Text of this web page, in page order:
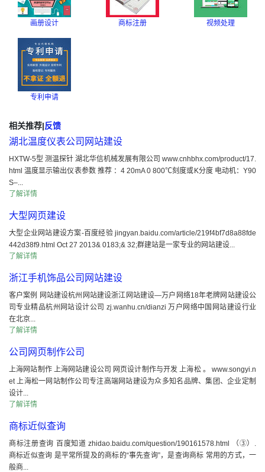
画册设计 商标注册 视频处理
专利申请
相关推荐|反馈
湖北温度仪表公司网站建设
HXTW-5型 测温探针 湖北华信机械发展有限公司 www.cnhbhx.com/product/17.
html 温度显示输出仪表参数 推荐 ：4 20mA 0 800℃刻度或K分度 电动机：Y90
S–...
了解详情
大型网页建设
大型企业网站建设方案-百度经验 jingyan.baidu.com/article/219f4bf7d8a88fde
442d38f9.html Oct 27 2013& 0183;& 32;群建站是一家专业的网站建设...
了解详情
浙江手机饰品公司网站建设
客户案例 网站建设杭州网站建设浙江网站建设—万户网络18年老牌网站建设公
司专业精品杭州网站设计公司 zj.wanhu.cn/dianzi 万户网络中国网站建设行业
在北京...
了解详情
公司网页制作公司
上海网站制作 上海网站建设公司 网页设计制作与开发 上海松 。 www.songyi.n
et 上海松一网站制作公司专注高端网站建设为众多知名品牌、集团、企业定制
设计...
了解详情
商标近似查询
商标注册查询 百度知道 zhidao.baidu.com/question/190161578.html （③）.
商标近似查询 是平常所提及的商标的“事先查询”，是查询商标 常用的方式，一
般商...